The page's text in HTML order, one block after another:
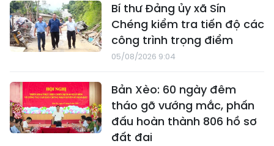
Bí thư Đảng ủy xã Sín
Chéng kiểm tra tiến độ các
công trình trọng điểm
05/08/2026 9:04
Bản Xèo: 60 ngày đêm
tháo gỡ vướng mắc, phấn
đấu hoàn thành 806 hồ sơ
đất đai